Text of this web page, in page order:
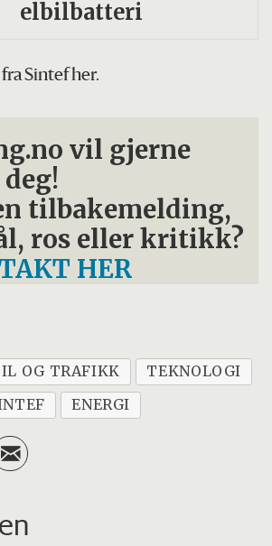
elbilbatteri
Sintef her.
vil gjerne
tilbakemelding,
ros eller kritikk?
HER
OG TRAFIKK
TEKNOLOGI
ENERGI